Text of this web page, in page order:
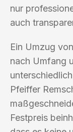
nur
auch
Ein Umzug
nach Umfang
Pfeiffer
Festpreis